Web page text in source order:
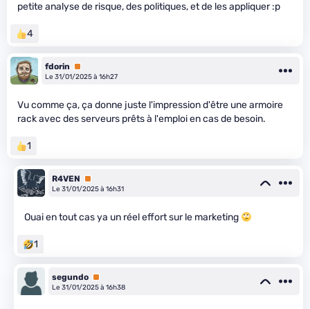
petite analyse de risque, des politiques, et de les appliquer :p
4
fdorin
Premium
Le 31/01/2025 à 16h27
Vu comme ça, ça donne juste l'impression d'être une armoire
rack avec des serveurs prêts à l'emploi en cas de besoin.
1
R4VEN
Premium
Le 31/01/2025 à 16h31
Ouai en tout cas ya un réel effort sur le marketing
1
segundo Premium
Le 31/01/2025 à 16h38